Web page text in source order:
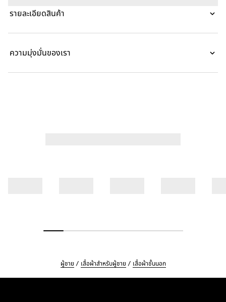
รายละเอียดสินค้า
ความมุ่งมั่นของเรา
ผู้ชาย เสื้อผ้าสำหรับผู้ชาย เสื้อผ้าชั้นนอก